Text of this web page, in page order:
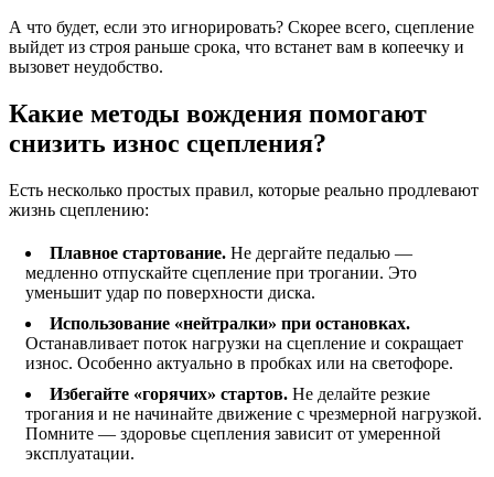
А что будет, если это игнорировать? Скорее всего, сцепление
выйдет из строя раньше срока, что встанет вам в копеечку и
вызовет неудобство.
Какие методы вождения помогают
снизить износ сцепления?
Есть несколько простых правил, которые реально продлевают
жизнь сцеплению:
Плавное стартование. Не дергайте педалью —
медленно отпускайте сцепление при трогании. Это
уменьшит удар по поверхности диска.
Использование «нейтралки» при остановках.
Останавливает поток нагрузки на сцепление и сокращает
износ. Особенно актуально в пробках или на светофоре.
Избегайте «горячих» стартов. Не делайте резкие
трогания и не начинайте движение с чрезмерной нагрузкой.
Помните — здоровье сцепления зависит от умеренной
эксплуатации.